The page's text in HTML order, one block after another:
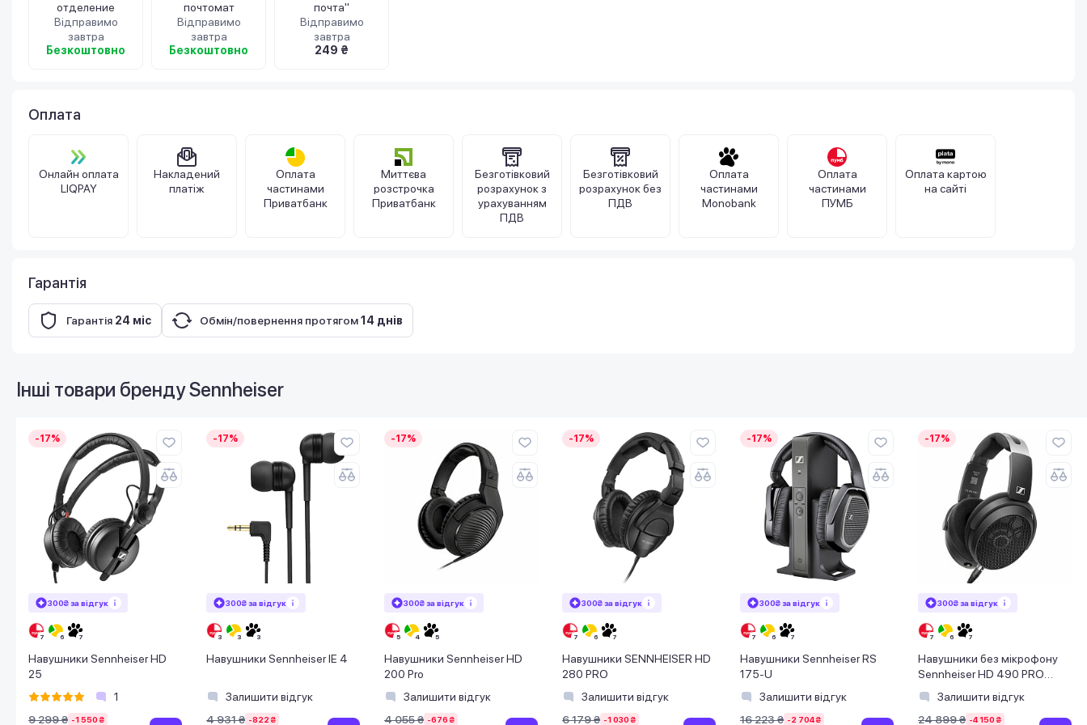
отделение
Відправимо
завтра
Безкоштовно
почтомат
Відправимо
завтра
Безкоштовно
почта"
Відправимо
завтра
249 ₴
Оплата
Онлайн оплата
LIQPAY
Накладений
платіж
Оплата
частинами
Приватбанк
Миттєва
розстрочка
Приватбанк
Безготівковий
розрахунок з
урахуванням
ПДВ
Безготівковий
розрахунок без
ПДВ
Оплата
частинами
Monobank
Оплата
частинами
ПУМБ
Оплата картою
на сайті
Гарантія
Гарантія 24 міс Обмін/повернення протягом14 днів
Інші товари брендуSennheiser
-17%
300₴ за відгук
Навушники Sennheiser HD
25
1
9 299 ₴ -1 550 ₴
-17%
300₴ за відгук
Навушники Sennheiser IE 4
Залишити відгук
4 931 ₴ -822 ₴
-17%
300₴ за відгук
Навушники Sennheiser HD
200 Pro
Залишити відгук
4 055 ₴ -676 ₴
-17%
300₴ за відгук
Навушники SENNHEISER HD
280 PRO
Залишити відгук
6 179 ₴ -1 030 ₴
-17%
300₴ за відгук
Навушники Sennheiser RS
175-U
Залишити відгук
16 223 ₴ -2 704 ₴
-17%
300₴ за відгук
Навушники без мікрофону
Sennheiser HD 490 PRO
Black (700286)
Залишити відгук
24 899 ₴ -4 150 ₴